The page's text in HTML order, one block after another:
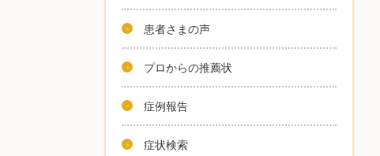
患者さまの声
プロからの推薦状
症例報告
症状検索